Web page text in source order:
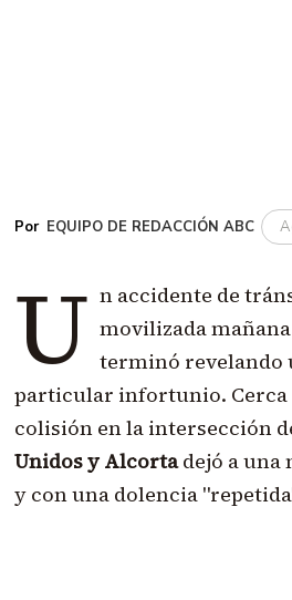
EQUIPO DE REDACCIÓN ABC
U n accidente de
movilizada
terminó revelando
particular infortunio. Cerca
colisión en la intersección
Unidos y Alcortadejó a una
y con una dolencia